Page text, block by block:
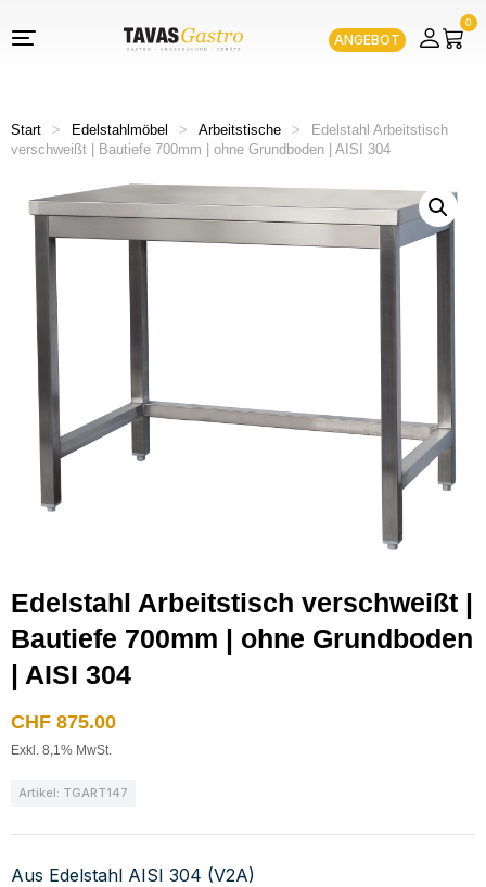
ANGEBOT
0
Start > Edelstahlmöbel > Arbeitstische >
Edelstahl Arbeitstisch
verschweißt | Bautiefe 700mm | ohne Grundboden | AISI 304
Edelstahl Arbeitstisch verschweißt |
Bautiefe 700mm | ohne Grundboden
| AISI 304
CHF 875.00
Exkl. 8,1% MwSt.
Artikel: TGART147
Aus Edelstahl AISI 304 (V2A)